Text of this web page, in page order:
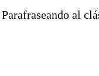
Parafraseando al